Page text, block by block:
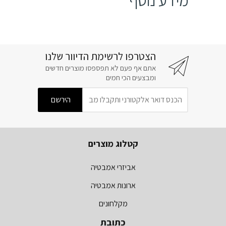
הצטרפו לרשימת הדיוור שלנו
אתם אף פעם לא תפספסו מוצרים חדשים
ומבצעים הכי חמים
קטלוג מוצרים
אביזרי אמבטיה
ארונות אמבטיה
מקלחונים
כתובת